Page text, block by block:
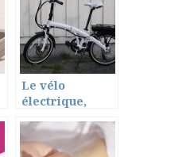
Le vélo
électrique,
tous les âges